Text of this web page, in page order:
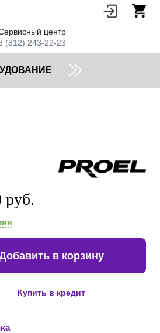
центр
(812) 243-22-23
руб.
в корзину
Купить в кредит